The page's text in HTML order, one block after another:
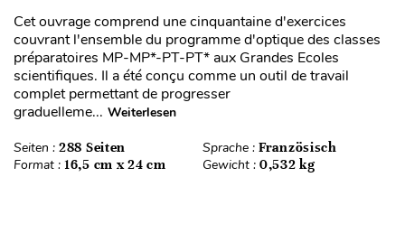
Cet ouvrage comprend une cinquantaine d'exercices
couvrant l'ensemble du programme d'optique des classes
préparatoires MP-MP*-PT-PT* aux Grandes Ecoles
scientifiques. Il a été conçu comme un outil de travail
complet permettant de progresser
graduelleme... Weiterlesen
Seiten : 288 Seiten Sprache : Französisch
Format : 16,5 cm x 24 cm Gewicht : 0,532 kg